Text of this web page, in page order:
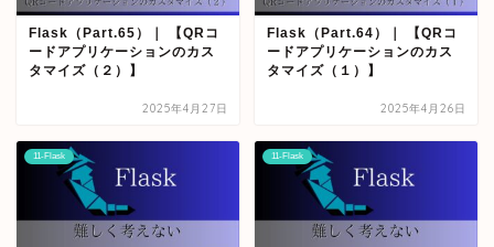
Flask（Part.65）｜ 【QRコ
ードアプリケーションのカス
タマイズ（２）】
2025年4月27日
Flask（Part.64）｜ 【QRコ
ードアプリケーションのカス
タマイズ（１）】
2025年4月26日
11-Flask 11-Flask